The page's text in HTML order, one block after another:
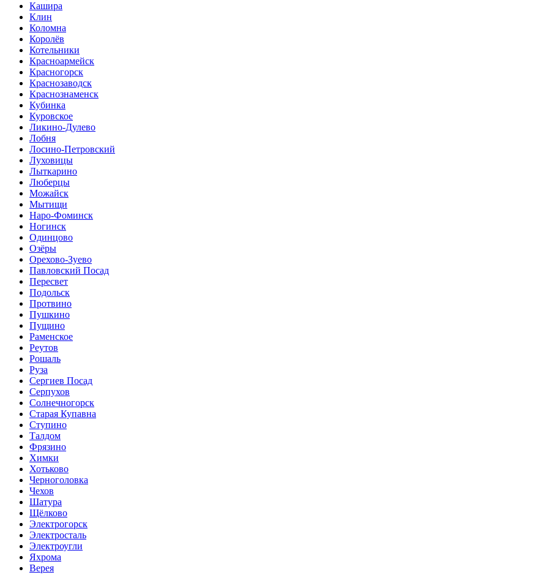
Кашира
Клин
Коломна
Королёв
Котельники
Красноармейск
Красногорск
Краснозаводск
Краснознаменск
Кубинка
Куровское
Ликино-Дулево
Лобня
Лосино-Петровский
Луховицы
Лыткарино
Люберцы
Можайск
Мытищи
Наро-Фоминск
Ногинск
Одинцово
Озёры
Орехово-Зуево
Павловский Посад
Пересвет
Подольск
Протвино
Пушкино
Пущино
Раменское
Реутов
Рошаль
Руза
Сергиев Посад
Серпухов
Солнечногорск
Старая Купавна
Ступино
Талдом
Фрязино
Химки
Хотьково
Черноголовка
Чехов
Шатура
Щёлково
Электрогорск
Электросталь
Электроугли
Яхрома
Верея